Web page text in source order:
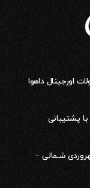
اورجینال داهوا
با پشتیبانی
شـمالی –